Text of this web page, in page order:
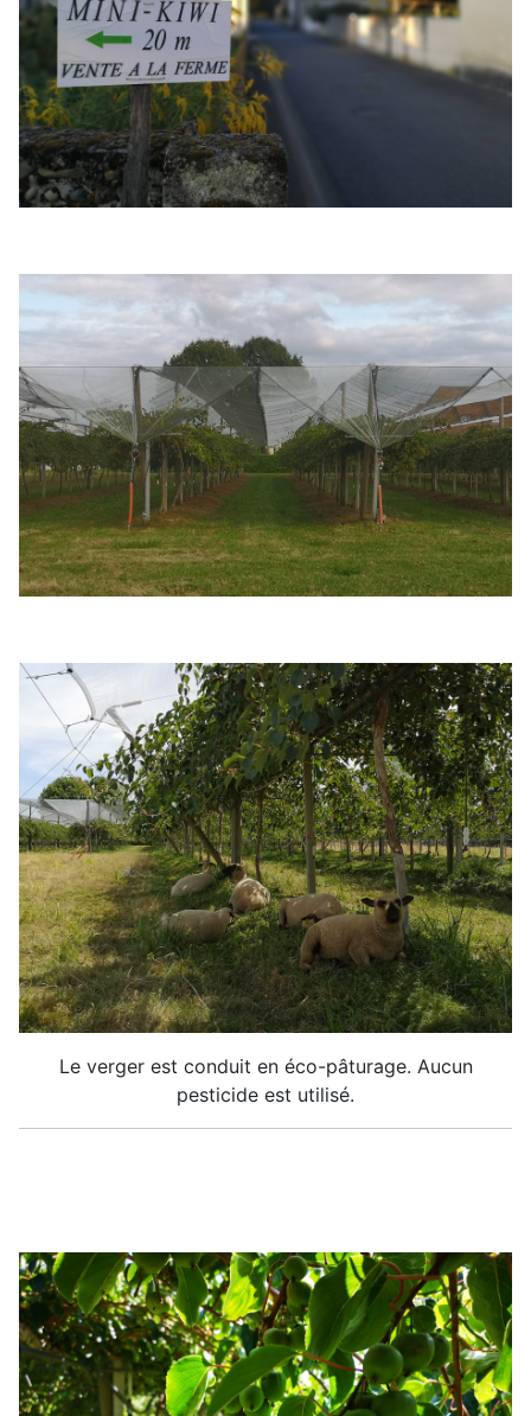
Le verger est conduit en éco-pâturage. Aucun
pesticide est utilisé.